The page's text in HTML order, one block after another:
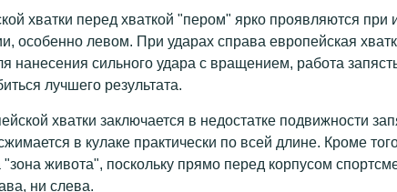
хватки перед хваткой "пером" ярко проявляются при
особенно левом. При ударах справа европейская
нанесения сильного удара с вращением, работа
лучшего результата.
хватки заключается в недостатке подвижности
в кулаке практически по всей длине. Кроме
живота", поскольку прямо перед корпусом
ни слева.